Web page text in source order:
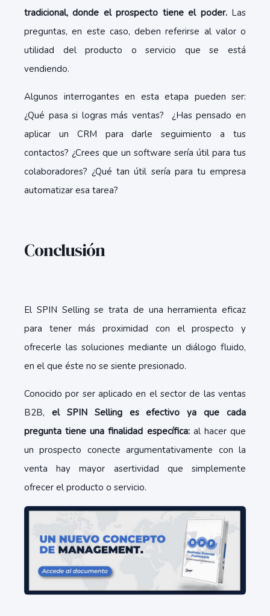
tradicional, donde el prospecto tiene el poder.Las
preguntas, en este caso, deben referirse al valor o
utilidad del producto o servicio que se está
vendiendo.
Algunos interrogantes en esta etapa pueden ser:
¿Qué pasa si logras más ventas? ¿Has pensado en
aplicar un CRM para darle seguimiento a tus
contactos? ¿Crees que un software sería útil para tus
colaboradores? ¿Qué tan útil sería para tu empresa
automatizar esa tarea?
Conclusión
El SPIN Selling se trata de una herramienta eficaz
para tener más proximidad con el prospecto y
ofrecerle las soluciones mediante un diálogo fluido,
en el que éste no se siente presionado.
Conocido por ser aplicado en el sector de las ventas
B2B, el SPIN Selling es efectivo ya que cada
pregunta tiene una finalidad específica:al hacer que
un prospecto conecte argumentativamente con la
venta hay mayor asertividad que simplemente
ofrecer el producto o servicio.